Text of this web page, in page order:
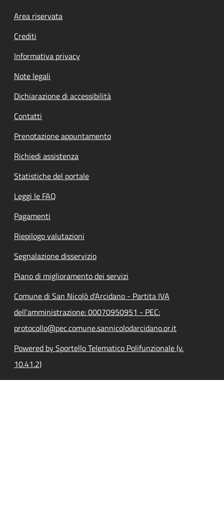
Footer menu
Area riservata
Crediti
Informativa privacy
Note legali
Dichiarazione di accessibilità
Contatti
Prenotazione appuntamento
Richiedi assistenza
Statistiche del portale
Leggi le FAQ
Pagamenti
Riepilogo valutazioni
Segnalazione disservizio
Piano di miglioramento dei servizi
Comune di San Nicolò d'Arcidano - Partita IVA
dell'amministrazione: 00070950951 - PEC:
protocollo@pec.comune.sannicolodarcidano.or.it
Powered by Sportello Telematico Polifunzionale (v.
10.41.2)